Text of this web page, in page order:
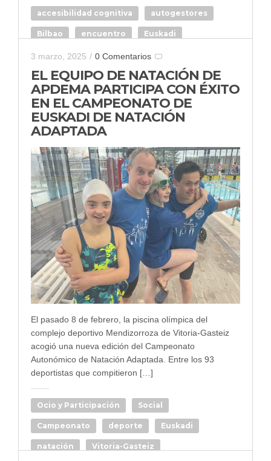
accesibilidad cognitiva autogestores
Bilbao encuentro Euskadi
3 marzo, 2025 / 0 Comentarios
EL EQUIPO DE NATACIÓN DE
APDEMA PARTICIPA CON ÉXITO
EN EL CAMPEONATO DE
EUSKADI DE NATACIÓN
ADAPTADA
El pasado 8 de febrero, la piscina olímpica del
complejo deportivo Mendizorroza de Vitoria-Gasteiz
acogió una nueva edición del Campeonato
Autonómico de Natación Adaptada. Entre los 93
deportistas que compitieron […]
Ocio y Participación Social
Campeonato deporte Euskadi
natación Vitoria-Gasteiz